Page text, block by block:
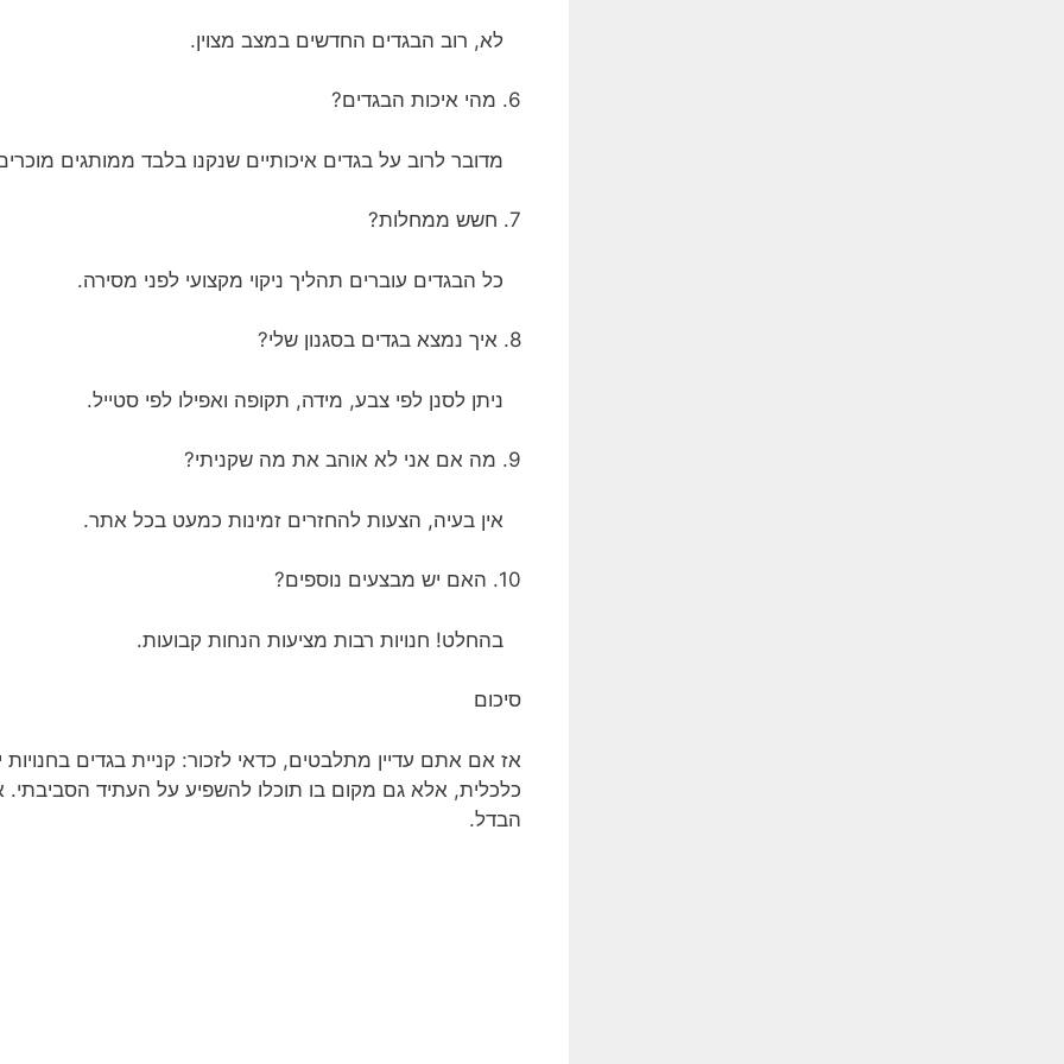
לא, רוב הבגדים החדשים במצב מצוין.
6. מהי איכות הבגדים?
מדובר לרוב על בגדים איכותיים שנקנו בלבד ממותגים
7. חשש ממחלות?
כל הבגדים עוברים תהליך ניקוי מקצועי לפני מסירה.
8. איך נמצא בגדים בסגנון שלי?
ניתן לסנן לפי צבע, מידה, תקופה ואפילו לפי סטייל.
9. מה אם אני לא אוהב את מה שקניתי?
אין בעיה, הצעות להחזרים זמינות כמעט בכל אתר.
10. האם יש מבצעים נוספים?
בהחלט! חנויות רבות מציעות הנחות קבועות.
סיכום
אז אם אתם עדיין מתלבטים, כדאי לזכור: קניית בגדים בחנויות
כלכלית, אלא גם מקום בו תוכלו להשפיע על העתיד
הבדל.